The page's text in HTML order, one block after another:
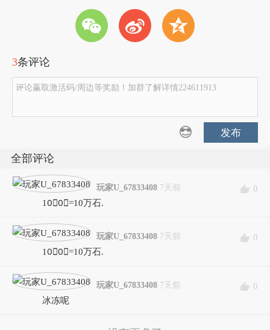
w t z
3条评论
评论赢取激活码/周边等奖励！加群了解详情224611913
发布
全部评论
玩家U_67833408 7天前
0
10⃣️0⃣️=10万石.
玩家U_67833408 7天前
0
10⃣️0⃣️=10万石.
玩家U_67833408 7天前
0
冰冻呢